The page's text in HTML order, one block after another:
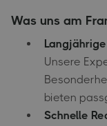
Was uns am
Unsere
bieten
Schnelle